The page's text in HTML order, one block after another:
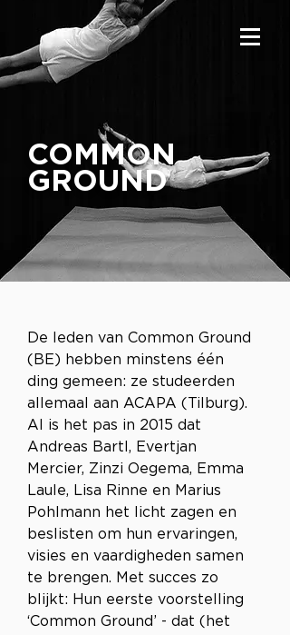
COMMON
GROUND
De leden van Common Ground
(BE) hebben minstens één
ding gemeen: ze studeerden
allemaal aan ACAPA (Tilburg).
Al is het pas in 2015 dat
Andreas Bartl, Evertjan
Mercier, Zinzi Oegema, Emma
Laule, Lisa Rinne en Marius
Pohlmann het licht zagen en
beslisten om hun ervaringen,
visies en vaardigheden samen
te brengen. Met succes zo
blijkt: Hun eerste voorstelling
‘Common Ground’ - dat (het